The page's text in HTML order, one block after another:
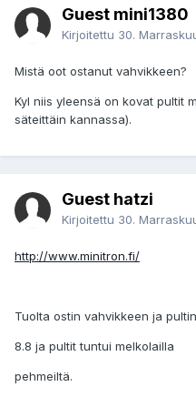
Guest mini1380
Kirjoitettu 30.
Mistä oot ostanut vahvikkeen?
Kyl niis yleensä on kovat pultit
säteittäin kannassa).
Guest hatzi
Kirjoitettu 30.
http://www.minitron.fi/
Tuolta ostin vahvikkeen ja
8.8 ja pultit tuntui melkolailla
pehmeiltä.